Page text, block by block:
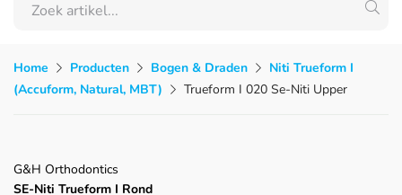
Home Producten Bogen & Draden
Niti Trueform I
(Accuform, Natural, MBT)
Trueform I 020 Se-Niti Upper
G&H Orthodontics
SE-Niti Trueform I Rond